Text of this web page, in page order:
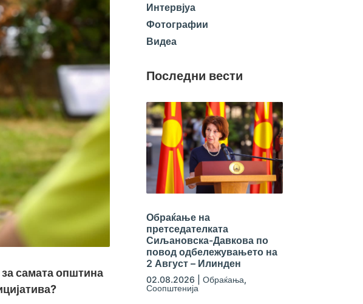
самата општина
Интервјуа
Фотографии
Видеа
Последни вести
Обраќање на
претседателката
Сиљановска-Давкова по
повод одбележувањето на
2 Август – Илинден
02.08.2026 Обраќања,
Соопштенија